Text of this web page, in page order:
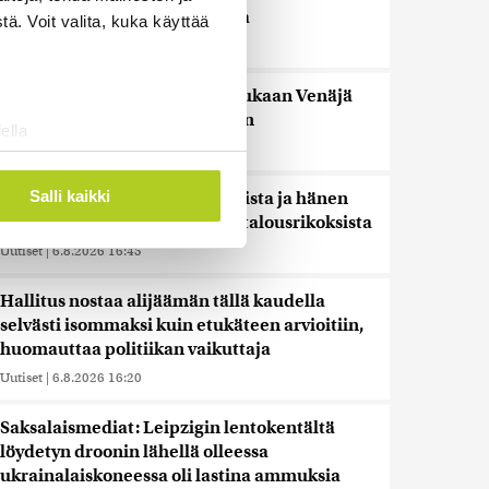
Voit valita, kuka käyttää
. Voit muuttaa
tukemiseen
alan
tietoja muihin tietoihin, joita
siirtää ulkomaille.
Salli kaikki
pidentää Kelan käsittelyaikoja
Liettuan sotilastiedustelun mukaan Venäjä
harkitsee hyökkäyksiä Baltiaan
Uutiset | 6.8.2026 17:12
Ex-kansanedustaja Ano Turtiaista ja hänen
vaimoaan syytetään törkeistä talousrikoksista
Uutiset | 6.8.2026 16:45
Hallitus nostaa alijäämän tällä kaudella
selvästi isommaksi kuin etukäteen arvioitiin,
huomauttaa politiikan vaikuttaja
Uutiset | 6.8.2026 16:20
Saksalaismediat: Leipzigin lentokentältä
löydetyn droonin lähellä olleessa
ukrainalaiskoneessa oli lastina ammuksia